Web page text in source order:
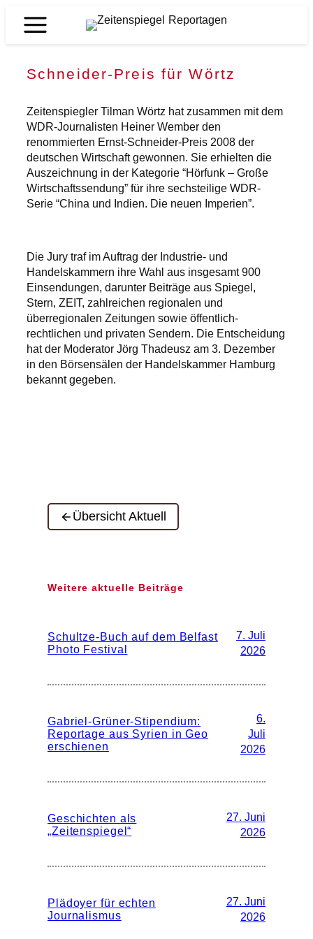
Inhalt
Zeitenspiegel
Schneider-Preis für Wörtz
Zeitenspiegler Tilman Wörtz hat zusammen mit dem
WDR-Journalisten Heiner Wember den
renommierten Ernst-Schneider-Preis 2008 der
deutschen Wirtschaft gewonnen. Sie erhielten die
Auszeichnung in der Kategorie “Hörfunk – Große
Wirtschaftssendung” für ihre sechsteilige WDR-
Serie “China und Indien. Die neuen Imperien”.
Die Jury traf im Auftrag der Industrie- und
Handelskammern ihre Wahl aus insgesamt 900
Einsendungen, darunter Beiträge aus Spiegel,
Stern, ZEIT, zahlreichen regionalen und
überregionalen Zeitungen sowie öffentlich-
rechtlichen und privaten Sendern. Die Entscheidung
hat der Moderator Jörg Thadeusz am 3. Dezember
in den Börsensälen der Handelskammer Hamburg
bekannt gegeben.
Übersicht Aktuell
Weitere aktuelle Beiträge
Schultze-Buch auf dem Belfast
Photo Festival
7. Juli
2026
Gabriel-Grüner-Stipendium:
Reportage aus Syrien in Geo
erschienen
6.
Juli
2026
Geschichten als
„Zeitenspiegel“
27. Juni
2026
Plädoyer für echten
Journalismus
27. Juni
2026